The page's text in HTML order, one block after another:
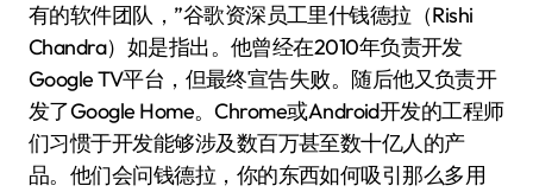
有的软件团队，”谷歌资深员工里什钱德拉（Rishi
Chandra）如是指出。他曾经在2010年负责开发
Google TV平台，但最终宣告失败。随后他又负责开
发了Google Home。Chrome或Android开发的工程师
们习惯于开发能够涉及数百万甚至数十亿人的产
品。他们会问钱德拉，你的东西如何吸引那么多用